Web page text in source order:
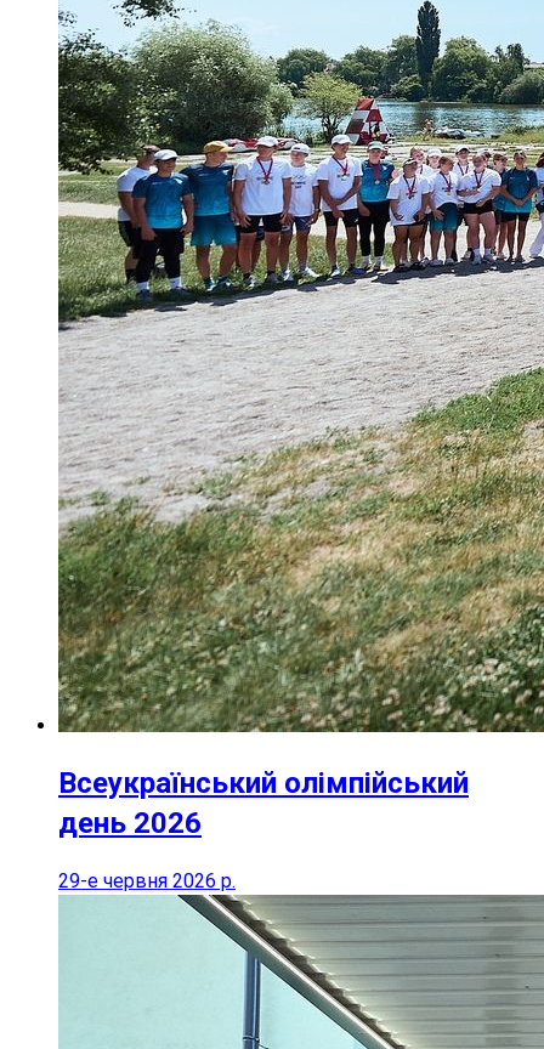
Всеукраїнський олімпійський
день 2026
29-е червня 2026 р.